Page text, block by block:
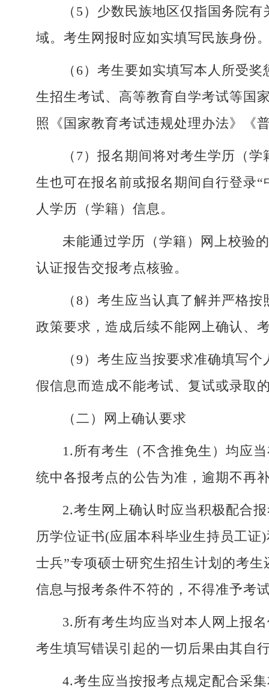
（5）少数民族地区仅指国务院
域。考生网报时应如实填写民族身份
（6）考生要如实填写本人所受
生招生考试、高等教育自学考试等国
照《国家教育考试违规处理办法》《
（7）报名期间将对考生学历（
生也可在报名前或报名期间自行登录
人学历（学籍）信息。
未能通过学历（学籍）网上校验
认证报告交报考点核验。
（8）考生应当认真了解并严格
政策要求，造成后续不能网上确认、
（9）考生应当按要求准确填写
假信息而造成不能考试、复试或录取
（二）网上确认要求
1.所有考生（不含推免生）均应
统中各报考点的公告为准，逾期不再
2.考生网上确认时应当积极配合
历学位证书(应届本科毕业生持员工
士兵”专项硕士研究生招生计划的考
信息与报考条件不符的，不得准予考
3.所有考生均应当对本人网上报
考生填写错误引起的一切后果由其自
4.考生应当按报考点规定配合采